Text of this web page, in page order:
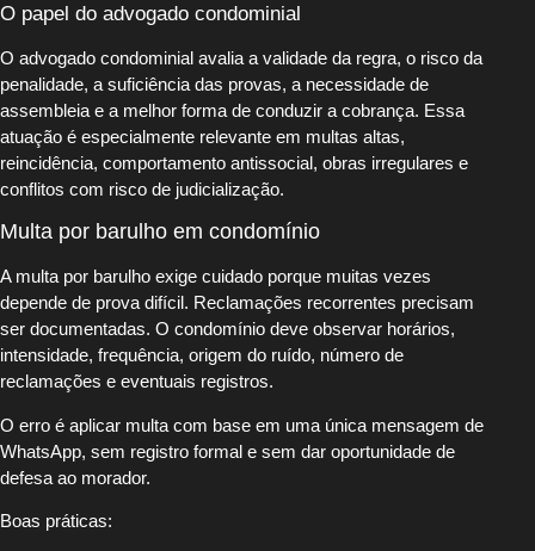
O papel do advogado condominial
O advogado condominial avalia a validade da regra, o risco da
penalidade, a suficiência das provas, a necessidade de
assembleia e a melhor forma de conduzir a cobrança. Essa
atuação é especialmente relevante em multas altas,
reincidência, comportamento antissocial, obras irregulares e
conflitos com risco de judicialização.
Multa por barulho em condomínio
A multa por barulho exige cuidado porque muitas vezes
depende de prova difícil. Reclamações recorrentes precisam
ser documentadas. O condomínio deve observar horários,
intensidade, frequência, origem do ruído, número de
reclamações e eventuais registros.
O erro é aplicar multa com base em uma única mensagem de
WhatsApp, sem registro formal e sem dar oportunidade de
defesa ao morador.
Boas práticas: